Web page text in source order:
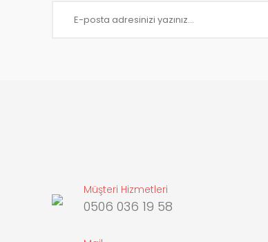
Müşteri Hizmetleri
0506 036 19 58